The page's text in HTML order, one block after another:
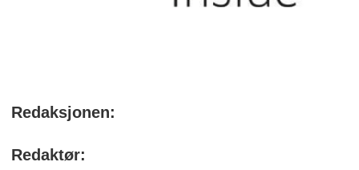
Redaksjonen:
Redaktør: